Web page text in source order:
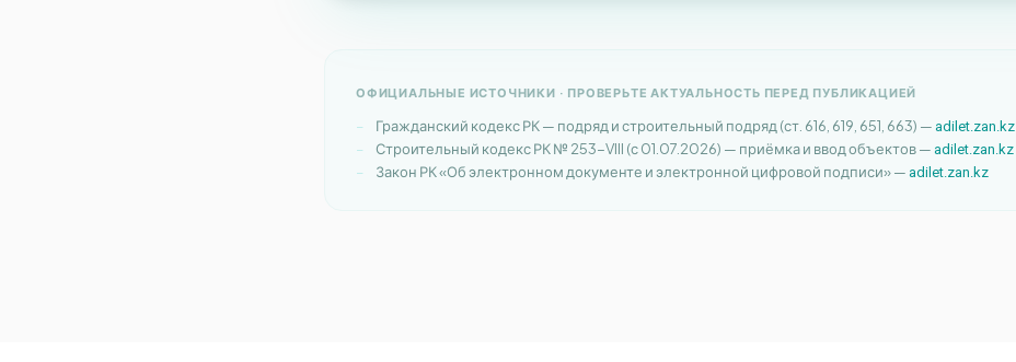
ОФИЦИАЛЬНЫЕ ИСТОЧНИКИ · ПРОВЕРЬТЕ АКТУАЛЬНОСТЬ ПЕРЕД ПУБЛИКАЦИЕЙ
Гражданский кодекс РК — подряд и строительный подряд (ст. 616, 619, 651, 663) — adilet.zan.kz
Строительный кодекс РК № 253-VIII (с 01.07.2026) — приёмка и ввод объектов — adilet.zan.kz
Закон РК «Об электронном документе и электронной цифровой подписи» — adilet.zan.kz